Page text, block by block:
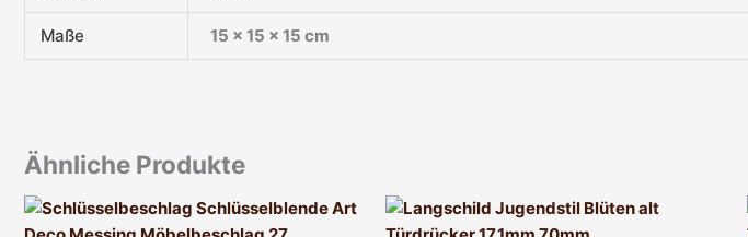
Maße 15 × 15 × 15 cm
Ähnliche Produkte